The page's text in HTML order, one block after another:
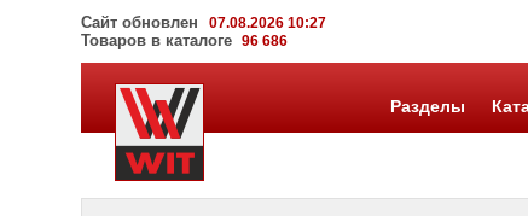
Сайт обновлен 07.08.2026 10:27
Товаров в каталоге96 686
Разделы